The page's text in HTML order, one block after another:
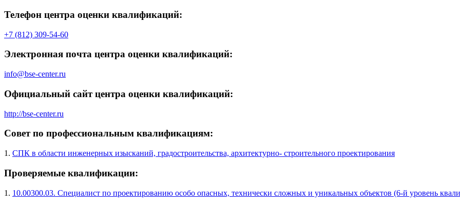
Телефон центра оценки квалификаций:
+7 (812) 309-54-60
Электронная почта центра оценки квалификаций:
info@bse-center.ru
Официальный сайт центра оценки квалификаций:
http://bse-center.ru
Совет по профессиональным квалификациям:
1. СПК в области инженерных изысканий, градостроительства, архитектурно- строительного проектирования
Проверяемые квалификации:
1. 10.00300.03. Специалист по проектированию особо опасных, технически сложных и уникальных объектов (6-й уровень